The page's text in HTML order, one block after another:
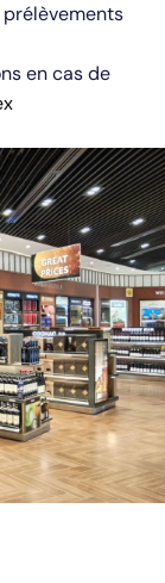
en cas de